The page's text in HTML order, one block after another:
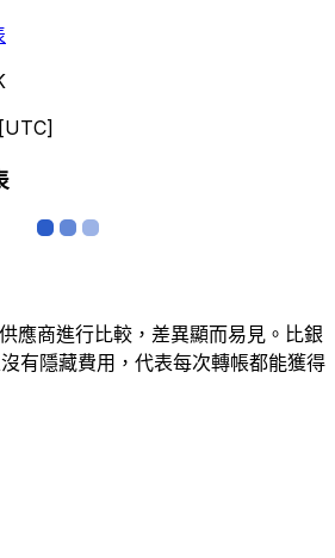
應商進行比較，差異顯而易見。比銀
有隱藏費用，代表每次轉帳都能獲得